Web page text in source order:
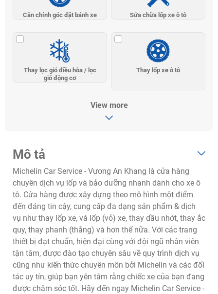
Cân chỉnh góc đặt bánh xe Sửa chữa lốp xe ô tô
Thay lọc gió điều hòa / lọc
gió động cơ
Thay lốp xe ô tô
View more
Mô tả
Michelin Car Service - Vương An Khang là cửa hàng
chuyên dịch vụ lốp và bảo dưỡng nhanh dành cho xe ô
tô. Cửa hàng được xây dựng theo mô hình một điểm
đến đáng tin cậy, cung cấp đa dạng sản phẩm & dịch
vụ như thay lốp xe, vá lốp (vỏ) xe, thay dầu nhớt, thay ắc
quy, thay phanh (thắng) và hơn thế nữa. Với các trang
thiết bị đạt chuẩn, hiện đại cùng với đội ngũ nhân viên
tận tâm, được đào tạo chuyên sâu về quy trình dịch vụ
cũng như kiến thức chuyên môn bởi Michelin và các đối
tác uy tín, giúp bạn yên tâm rằng chiếc xe của bạn đang
được chăm sóc tốt. Hãy đến ngay Michelin Car Service -